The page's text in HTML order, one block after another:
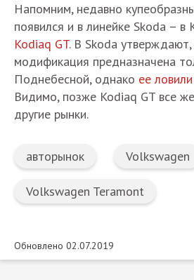
Напомним, недавно
появился и в линейке Skoda –
Kodiaq GT. В Skoda утверждают,
модификация предназначена
Поднебесной, однако ее
Видимо, позже Kodiaq GT все
другие рынки.
авторынок Volkswagen
Volkswagen Teramont
Обновлено 02.07.2019